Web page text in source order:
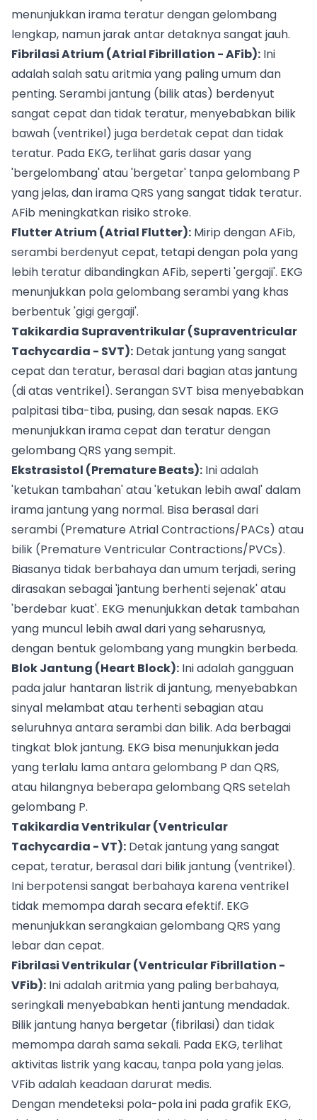
menunjukkan irama teratur dengan gelombang
lengkap, namun jarak antar detaknya sangat jauh.
Fibrilasi Atrium (Atrial Fibrillation - AFib): Ini
adalah salah satu aritmia yang paling umum dan
penting. Serambi jantung (bilik atas) berdenyut
sangat cepat dan tidak teratur, menyebabkan bilik
bawah (ventrikel) juga berdetak cepat dan tidak
teratur. Pada EKG, terlihat garis dasar yang
'bergelombang' atau 'bergetar' tanpa gelombang P
yang jelas, dan irama QRS yang sangat tidak teratur.
AFib meningkatkan risiko stroke.
Flutter Atrium (Atrial Flutter): Mirip dengan AFib,
serambi berdenyut cepat, tetapi dengan pola yang
lebih teratur dibandingkan AFib, seperti 'gergaji'. EKG
menunjukkan pola gelombang serambi yang khas
berbentuk 'gigi gergaji'.
Takikardia Supraventrikular (Supraventricular
Tachycardia - SVT): Detak jantung yang sangat
cepat dan teratur, berasal dari bagian atas jantung
(di atas ventrikel). Serangan SVT bisa menyebabkan
palpitasi tiba-tiba, pusing, dan sesak napas. EKG
menunjukkan irama cepat dan teratur dengan
gelombang QRS yang sempit.
Ekstrasistol (Premature Beats): Ini adalah
'ketukan tambahan' atau 'ketukan lebih awal' dalam
irama jantung yang normal. Bisa berasal dari
serambi (Premature Atrial Contractions/PACs) atau
bilik (Premature Ventricular Contractions/PVCs).
Biasanya tidak berbahaya dan umum terjadi, sering
dirasakan sebagai 'jantung berhenti sejenak' atau
'berdebar kuat'. EKG menunjukkan detak tambahan
yang muncul lebih awal dari yang seharusnya,
dengan bentuk gelombang yang mungkin berbeda.
Blok Jantung (Heart Block): Ini adalah gangguan
pada jalur hantaran listrik di jantung, menyebabkan
sinyal melambat atau terhenti sebagian atau
seluruhnya antara serambi dan bilik. Ada berbagai
tingkat blok jantung. EKG bisa menunjukkan jeda
yang terlalu lama antara gelombang P dan QRS,
atau hilangnya beberapa gelombang QRS setelah
gelombang P.
Takikardia Ventrikular (Ventricular
Tachycardia - VT): Detak jantung yang sangat
cepat, teratur, berasal dari bilik jantung (ventrikel).
Ini berpotensi sangat berbahaya karena ventrikel
tidak memompa darah secara efektif. EKG
menunjukkan serangkaian gelombang QRS yang
lebar dan cepat.
Fibrilasi Ventrikular (Ventricular Fibrillation -
VFib): Ini adalah aritmia yang paling berbahaya,
seringkali menyebabkan henti jantung mendadak.
Bilik jantung hanya bergetar (fibrilasi) dan tidak
memompa darah sama sekali. Pada EKG, terlihat
aktivitas listrik yang kacau, tanpa pola yang jelas.
VFib adalah keadaan darurat medis.
Dengan mendeteksi pola-pola ini pada grafik EKG,